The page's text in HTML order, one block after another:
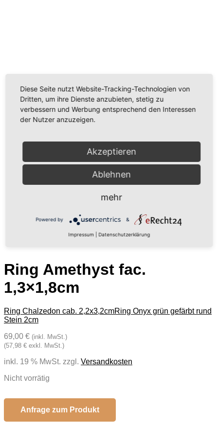
zu Ihren Aktivitäten sammeln. Bitte lesen Sie die Details
durch und stimmen Sie der Nutzung des Service zu,
um dieses Video anzusehen.
Akzeptieren
Usercentrics Consent Management
Platform
Ring Amethyst fac.
1,3×1,8cm
Ring Chalzedon cab. 2,2x3,2cmRing Onyx grün gefärbt rund
Stein 2cm
69,00 € (inkl. MwSt.)
(57,98 € exkl. MwSt.)
inkl. 19 % MwSt. zzgl. Versandkosten
Nicht vorrätig
Anfrage zum Produkt
Diese Seite nutzt Website-Tracking-Technologien von
Dritten, um ihre Dienste anzubieten, stetig zu
verbessern und Werbung entsprechend den Interessen
der Nutzer anzuzeigen.
Akzeptieren
Ablehnen
mehr
Powered by &
Impressum Datenschutzerklärung